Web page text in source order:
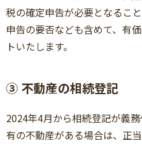
税の確定申告が必要となるこ
申告の要否なども含めて、有
トいたします。
③ 不動産の相続登記
2024年4月から相続登記が義
有の不動産がある場合は、正